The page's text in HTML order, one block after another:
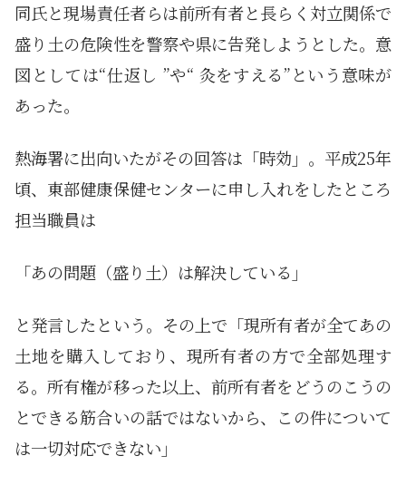
同氏と現場責任者らは前所有者と長らく対立関係で
盛り土の危険性を警察や県に告発しようとした。意
図としては“仕返し ”や“ 灸をすえる”という意味が
あった。
熱海署に出向いたがその回答は「時効」。平成25年
頃、東部健康保健センターに申し入れをしたところ
担当職員は
「あの問題（盛り土）は解決している」
と発言したという。その上で「現所有者が全てあの
土地を購入しており、現所有者の方で全部処理す
る。所有権が移った以上、前所有者をどうのこうの
とできる筋合いの話ではないから、この件について
は一切対応できない」